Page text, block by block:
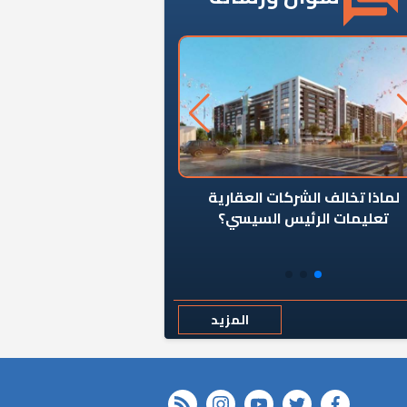
من يوقف سرطان الأبراج السكنية
المخالفة ياحكومة؟
المزيد